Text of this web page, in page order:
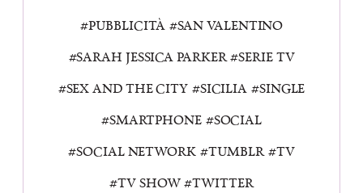
PUBBLICITÀ
SAN VALENTINO
SARAH JESSICA PARKER
SERIE TV
SEX AND THE CITY
SICILIA
SINGLE
SMARTPHONE
SOCIAL
SOCIAL NETWORK
TUMBLR
TV
TV SHOW
TWITTER